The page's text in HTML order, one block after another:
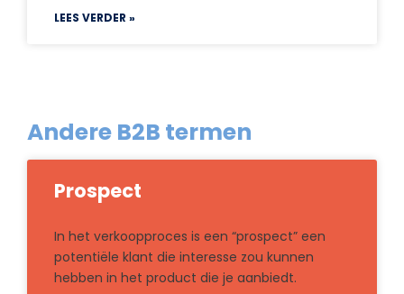
LEES VERDER »
Andere B2B termen
Prospect
In het verkoopproces is een “prospect” een
potentiële klant die interesse zou kunnen
hebben in het product die je aanbiedt.